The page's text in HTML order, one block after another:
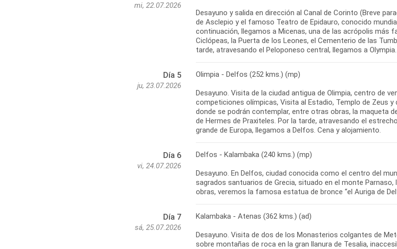
mi, 22.07.2026
Desayuno y salida en dirección al Canal de Corinto (Breve
de Asclepio y el famoso Teatro de Epidauro, conocido
continuación, llegamos a Micenas, una de las acrópolis más
Ciclópeas, la Puerta de los Leones, el Cementerio de las
Día 5
ju, 23.07.2026
Olimpia - Delfos (252 kms.) (mp)
Desayuno. Visita de la ciudad antigua de Olimpia, centro de
competiciones olímpicas, Visita al Estadio, Templo de Zeus
donde se podrán contemplar, entre otras obras, la maqueta
de Hermes de Praxiteles. Por la tarde, atravesando el
Día 6
vi, 24.07.2026
Delfos - Kalambaka (240 kms.) (mp)
Desayuno. En Delfos, ciudad conocida como el centro del
sagrados santuarios de Grecia, situado en el monte
Día 7
sá, 25.07.2026
Kalambaka - Atenas (362 kms.) (ad)
Desayuno. Visita de dos de los Monasterios colgantes de
sobre montañas de roca en la gran llanura de Tesalia,